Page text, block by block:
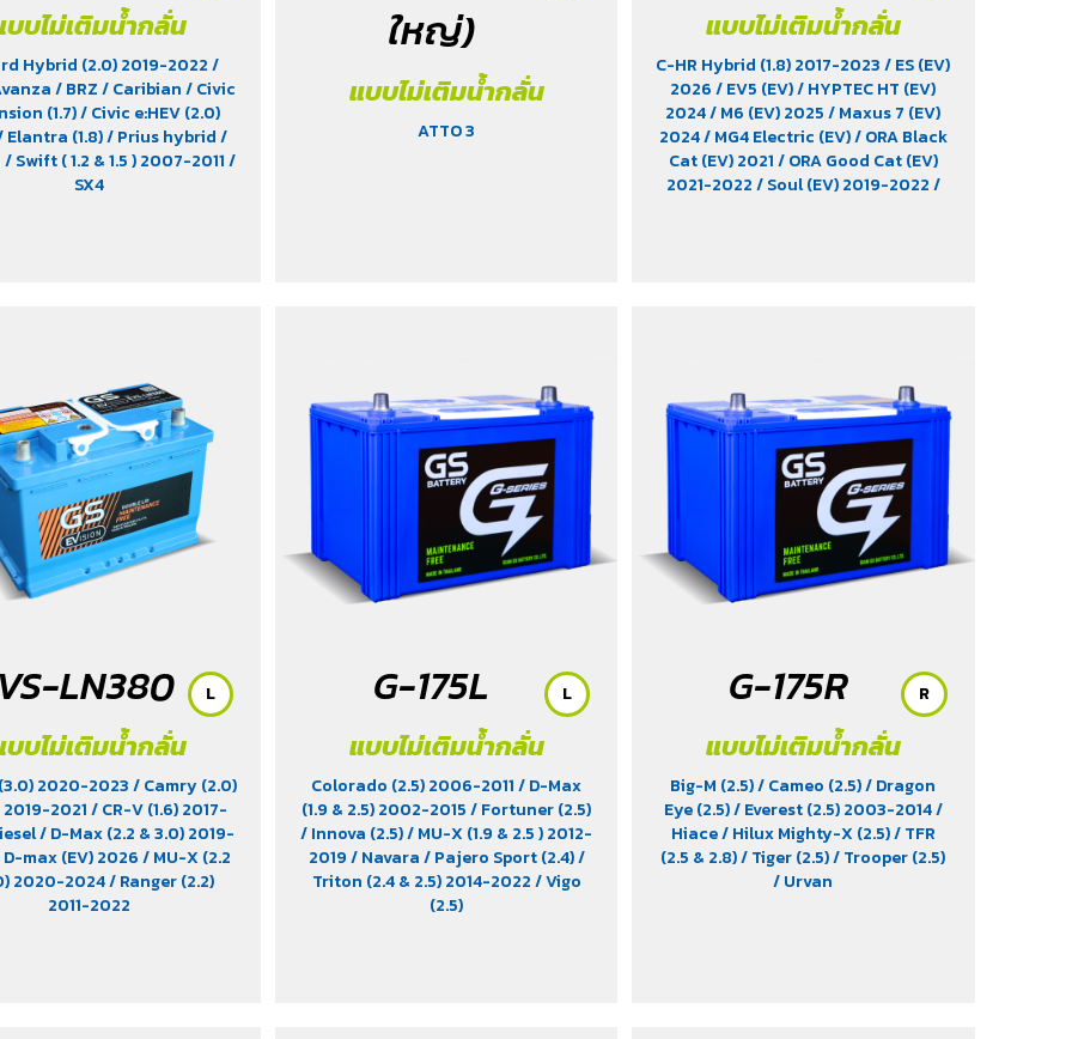
บไม่เติมน้ำกลั่น
Hybrid (2.0) 2019-2022/
/ BRZ/ Caribian/ Civic
(1.7)/ Civic e:HEV (2.0)
Elantra (1.8)/ Prius hybrid/
/ Swift ( 1.2 & 1.5 ) 2007-2011/
SX4
ใหญ่)
แบบไม่เติมน้ำกลั่น
ATTO 3
แบบไม่เติมน้ำกลั่น
C-HR Hybrid (1.8) 2017-2023/ ES (EV)
2026/ EV5 (EV)/ HYPTEC HT (EV)
2024/ M6 (EV) 2025/ Maxus 7 (EV)
2024/ MG4 Electric (EV)/ ORA Black
Cat (EV) 2021/ ORA Good Cat (EV)
2021-2022/ Soul (EV) 2019-2022/
LN380
บไม่เติมน้ำกลั่น
2020-2023/ Camry (2.0)
2019-2021/ CR-V (1.6) 2017-
/ D-Max (2.2 & 3.0) 2019-
max (EV) 2026/ MU-X (2.2
2020-2024/ Ranger (2.2)
2011-2022
L G-175L
แบบไม่เติมน้ำกลั่น
Colorado (2.5) 2006-2011/ D-Max
(1.9 & 2.5) 2002-2015/ Fortuner (2.5)
/ Innova (2.5)/ MU-X (1.9 & 2.5 ) 2012-
2019/ Navara/ Pajero Sport (2.4)/
Triton (2.4 & 2.5) 2014-2022/ Vigo
(2.5)
L G-175R
แบบไม่เติมน้ำกลั่น
Big-M (2.5)/ Cameo (2.5)/ Dragon
Eye (2.5)/ Everest (2.5) 2003-2014/
Hiace/ Hilux Mighty-X (2.5)/ TFR
(2.5 & 2.8)/ Tiger (2.5)/ Trooper (2.5)
/ Urvan
R